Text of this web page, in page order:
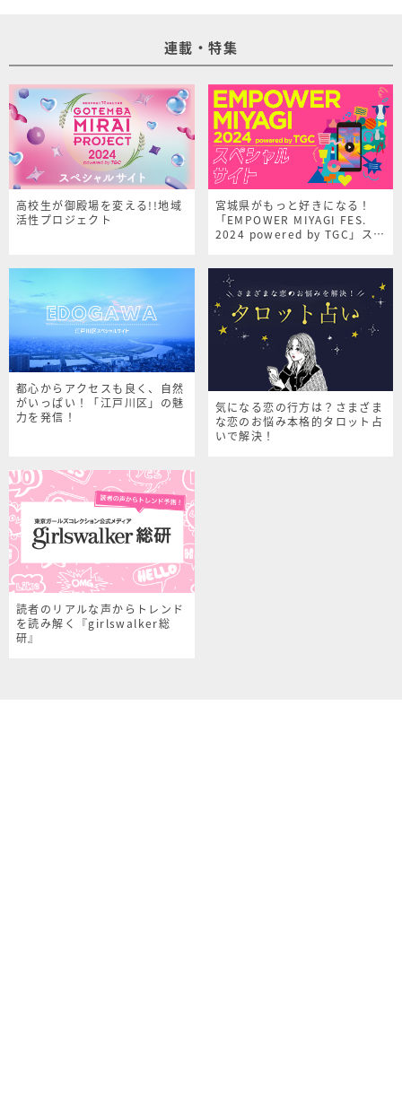
連載・特集
高校生が御殿場を変える!!地域
活性プロジェクト
宮城県がもっと好きになる！
「EMPOWER MIYAGI FES.
2024 powered by TGC」スペ
都心からアクセスも良く、自然
がいっぱい！「江戸川区」の魅
力を発信！
気になる恋の行方は？さまざま
な恋のお悩み本格的タロット占
いで解決！
読者のリアルな声からトレンド
を読み解く『girlswalker総
研』